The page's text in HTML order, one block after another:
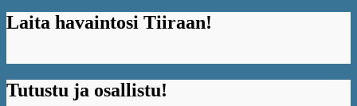
Laita havaintosi Tiiraan!
Tutustu ja osallistu!